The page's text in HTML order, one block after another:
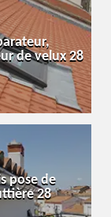
de velux 28
pose de
28